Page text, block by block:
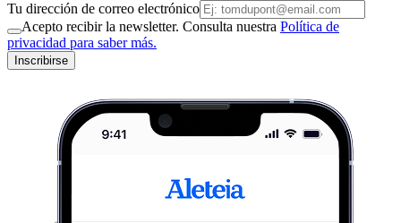
Tu dirección de correo electrónico
Acepto recibir la newsletter. Consulta nuestra Política de
privacidad para saber más.
Inscribirse